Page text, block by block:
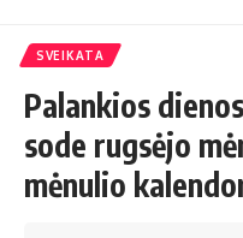
SVEIKATA
Palankios
sode rugsėjo
mėnulio